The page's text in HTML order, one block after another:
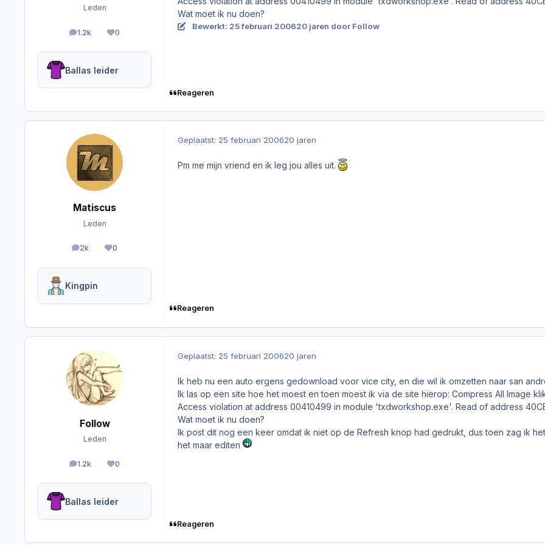
Leden
1.2k
berichten0
Reputation
Ballas leider
Wat moet ik nu doen?
Bewerkt: 25 februari 200620 jaren door Follow
Reageren
Matiscus
Leden
2k
berichten0
Reputation
Kingpin
Geplaatst: 25 februari 200620 jaren
Pm me mijn vriend en ik leg jou alles uit.
Reageren
Follow
Leden
1.2k
berichten0
Reputation
Ballas leider
Geplaatst: 25 februari 200620 jaren
Ik heb nu een auto ergens gedownload voor vice city, en die wil ik omzetten naar san
Ik las op een site hoe het moest en toen moest ik via de site hierop: Compress All Image
Access violation at address 00410499 in module 'txdworkshop.exe'. Read of address
Wat moet ik nu doen?
Ik post dit nog een keer omdat ik niet op de Refresh knop had gedrukt, dus toen zag ik
het maar editen
Reageren